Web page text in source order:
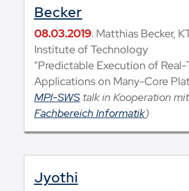
Becker
08.03.2019: Matthias Becker,
Institute of Technology
"Predictable Execution of Real-
Applications on Many-Core
MPI-SWStalk in Kooperation
Fachbereich Informatik)
Jyothi